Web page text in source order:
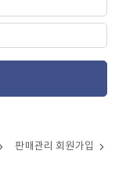
판매관리 회원가입